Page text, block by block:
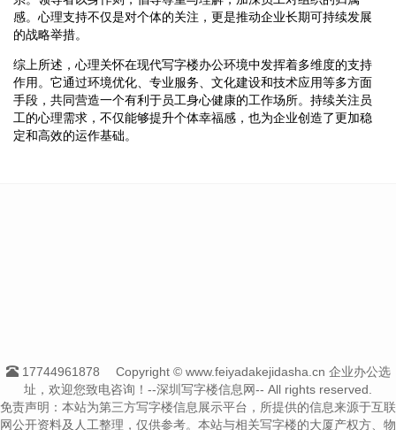
感。心理支持不仅是对个体的关注，更是推动企业长期可持续发展
的战略举措。
综上所述，心理关怀在现代写字楼办公环境中发挥着多维度的支持
作用。它通过环境优化、专业服务、文化建设和技术应用等多方面
手段，共同营造一个有利于员工身心健康的工作场所。持续关注员
工的心理需求，不仅能够提升个体幸福感，也为企业创造了更加稳
定和高效的运作基础。
17744961878
Copyright © www.feiyadakejidasha.cn 企业办公选
址，欢迎您致电咨询！--深圳写字楼信息网-- All rights reserved.
免责声明：本站为第三方写字楼信息展示平台，所提供的信息来源于互联
网公开资料及人工整理，仅供参考。本站与相关写字楼的大厦产权方、物